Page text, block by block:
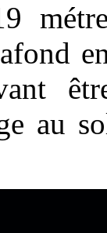
au